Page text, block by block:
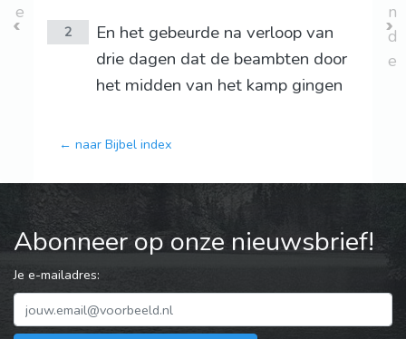
e
2
En het gebeurde na verloop van
drie dagen dat de beambten door
het midden van het kamp gingen
← naar Bijbel index
n
d
e
Abonneer op onze nieuwsbrief!
Je e-mailadres: